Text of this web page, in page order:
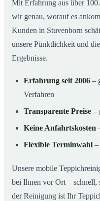
Mit Erfahrung aus über
wir genau, worauf es
Kunden in Stuvenborn
unsere Pünktlichkeit und die
Ergebnisse.
Erfahrung seit 2006 –
Verfahren
Transparente Preise –
Keine Anfahrtskosten
Flexible Terminwahl –
Unsere mobile
bei Ihnen vor Ort – schnell,
der Reinigung ist Ihr